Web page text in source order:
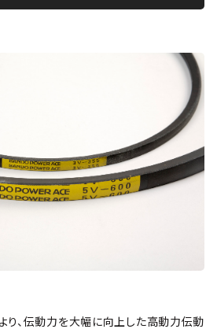
り、伝動力を大幅に向上した高動力伝動